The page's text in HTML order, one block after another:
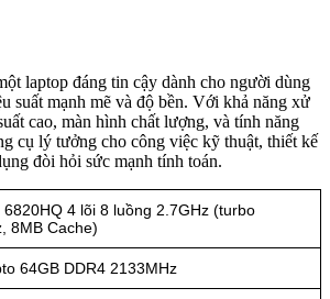
laptop đáng tin cậy dành cho người dùng
suất mạnh mẽ và độ bền. Với khả năng xử
cao, màn hình chất lượng, và tính năng
cụ lý tưởng cho công việc kỹ thuật, thiết kế
đòi hỏi sức mạnh tính toán.
6820HQ 4 lõi 8 luồng 2.7GHz (turbo
8MB Cache)
64GB DDR4 2133MHz